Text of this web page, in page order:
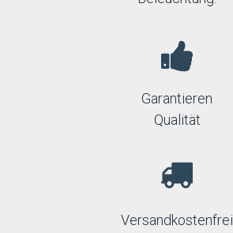
Garantieren
Qualität
Versandkostenfrei